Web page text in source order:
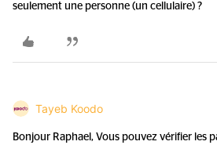
seulement une personne (un cellulaire) ?
Tayeb Koodo
Bonjour Raphael, Vous pouvez vérifier les